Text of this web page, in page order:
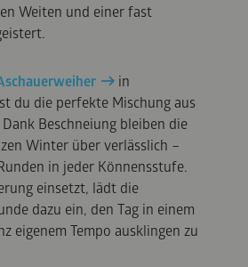
Weiten und einer fast
in
du die perfekte Mischung aus
Beschneiung bleiben die
Winter über verlässlich –
in jeder Könnensstufe.
einsetzt, lädt die
dazu ein, den Tag in einem
eigenem Tempo ausklingen zu